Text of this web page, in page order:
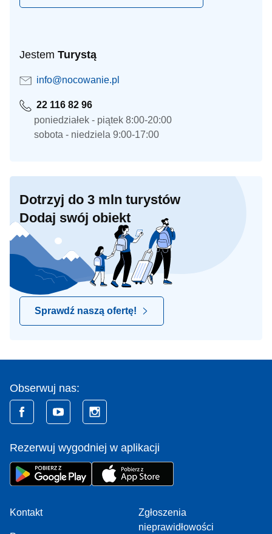
Jestem Turystą
info@nocowanie.pl
22 116 82 96
poniedziałek - piątek 8:00-20:00
sobota - niedziela 9:00-17:00
Dotrzyj do 3 mln turystów
Dodaj swój obiekt
Sprawdź naszą ofertę!
Obserwuj nas:
Rezerwuj wygodniej w aplikacji
Kontakt
Zgłoszenia
nieprawidłowości